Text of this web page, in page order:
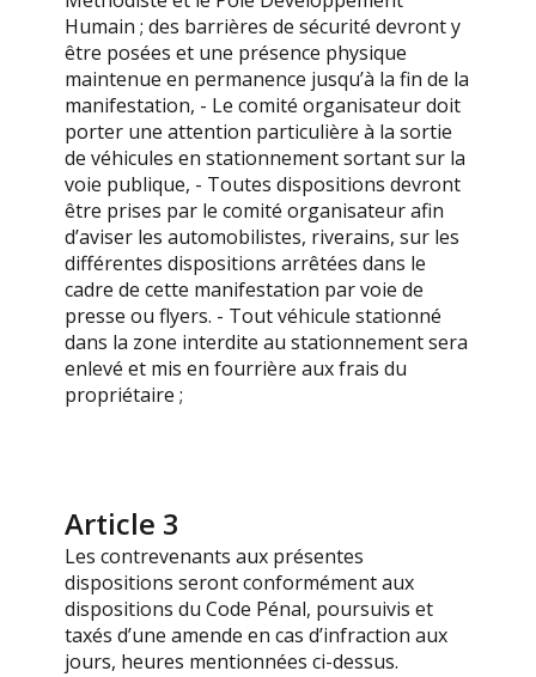
Humain ; des barrières de sécurité devront y
être posées et une présence physique
maintenue en permanence jusqu’à la fin de la
manifestation, - Le comité organisateur doit
porter une attention particulière à la sortie
de véhicules en stationnement sortant sur la
voie publique, - Toutes dispositions devront
être prises par le comité organisateur afin
d’aviser les automobilistes, riverains, sur les
différentes dispositions arrêtées dans le
cadre de cette manifestation par voie de
presse ou flyers. - Tout véhicule stationné
dans la zone interdite au stationnement sera
enlevé et mis en fourrière aux frais du
propriétaire ;
Article 3
Les contrevenants aux présentes
dispositions seront conformément aux
dispositions du Code Pénal, poursuivis et
taxés d’une amende en cas d’infraction aux
jours, heures mentionnées ci-dessus.